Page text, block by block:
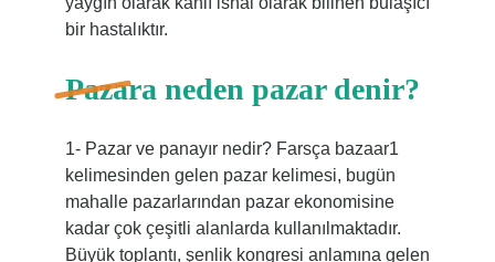
bir hastalıktır.
Pazara neden pazar denir?
1- Pazar ve panayır nedir? Farsça bazaar1
kelimesinden gelen pazar kelimesi, bugün
mahalle pazarlarından pazar ekonomisine
kadar çok çeşitli alanlarda kullanılmaktadır.
Büyük toplantı, şenlik kongresi anlamına gelen